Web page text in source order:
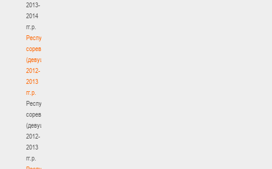
2013-
2014
гг.р.
Республиканские
соревнования
(девушки)
2012-
2013
гг.р.
Республиканские
соревнования
(девушки)
2012-
2013
гг.р.